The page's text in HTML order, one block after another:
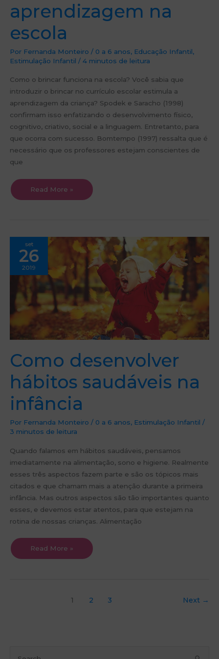
aprendizagem na
escola
Por Fernanda Monteiro / 0 a 6 anos, Educação Infantil,
Estimulação Infantil / 4 minutos de leitura
Como o brincar funciona na escola? Você sabia que
introduzir o brincar no currículo escolar estimula a
aprendizagem da criança? Spodek e Saracho (1998)
confirmam isso enfatizando o desenvolvimento físico,
cognitivo, criativo, social e a linguagem. Entretanto, para
que ocorra com sucesso. Bomtempo (1997) ressalta que é
necessário que os professores estejam conscientes de
que
Read More »
set
26
2019
Como desenvolver
hábitos saudáveis na
infância
Por Fernanda Monteiro / 0 a 6 anos, Estimulação Infantil /
3 minutos de leitura
Quando falamos em hábitos saudáveis, pensamos
imediatamente na alimentação, sono e higiene. Realmente
esses três aspectos fazem parte e são os tópicos mais
citados e que chamam mais a atenção durante a primeira
infância. Mas outros aspectos são tão importantes quanto
esses, e devemos estar atentos, para que estejam na
rotina de nossas crianças. Alimentação
Como
desenvolver
hábitos
saudáveis
na
infância
Read More »
1 2 3 Next →